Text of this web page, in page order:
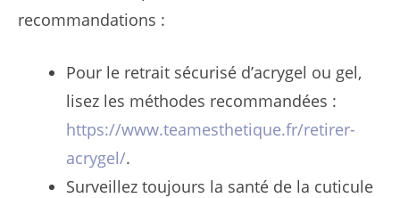
recommandations :
Pour le retrait sécurisé d’acrygel ou gel,
lisez les méthodes recommandées :
https://www.teamesthetique.fr/retirer-
acrygel/.
Surveillez toujours la santé de la cuticule